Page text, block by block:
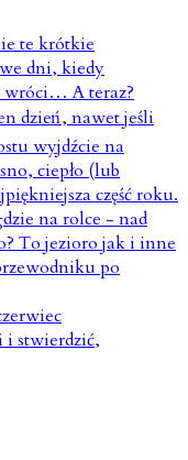
i stwierdzić,